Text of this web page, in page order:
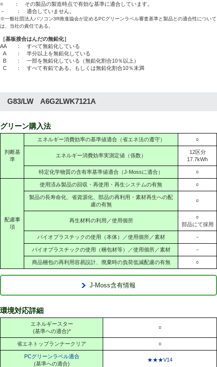
○ ： その製品の製造時点で有効な基準に適合しています。
－ ： 適合していません。
※一般社団法人パソコン3R推進協会が定めるPCグリーンラベル審査基準と製品との適合性について
は、当社の責任である。
［基板接合はんだの無鉛化］
AA
： すべて無鉛化している
A
： 半分以上を無鉛化している
B
： 一部を無鉛化している（無鉛化割合10％以上）
C
： すべて有鉛である。もしくは無鉛化割合10％未満
G83/LW A6G2LWK7121A
グリーン購入法
判断基
準
エネルギー消費効率の基準値適合（省エネ法の遵守） ○
エネルギー消費効率実測定値（係数）
12区分
17.7kWh
特定化学物質の含有率基準値適合（J-Mossに適合） ○
配慮事
項
使用済み製品の回収・再使用・再生システムの有無 ○
製品の長寿命化、省資源化、部品の再利用・素材再生への配
慮の有無
○
再生材料の利用／使用個所
○
部品にて採用
バイオプラスチックの使用（本体）／使用個所／素材 －
バイオプラスチックの使用（梱包材等）／使用個所／素材 －
商品梱包の再利用容易設計、廃棄時の負荷低減配慮の有無 ○
J-Moss含有情報
環境対応詳細
エネルギースター
(基準への適合)*
○
省エネトップランナークリア ○
PCグリーンラベル適合
(基準への適合)
★★★V14